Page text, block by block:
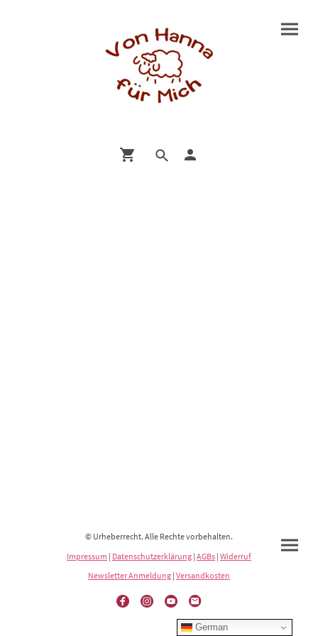
© Urheberrecht. Alle Rechte vorbehalten.
Impressum | Datenschutzerklärung | AGBs | Widerruf
Newsletter Anmeldung | Versandkosten
German